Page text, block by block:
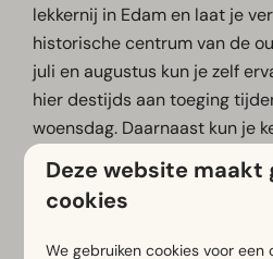
lekkernij in Edam en laat je
historische centrum van de
juli en augustus kun je zelf
hier destijds aan toeging
woensdag. Daarnaast kun je
verhaal van Edammer kaas
museum The Story of Edam
Deze website maakt
cookies
We gebruiken cookies voor een